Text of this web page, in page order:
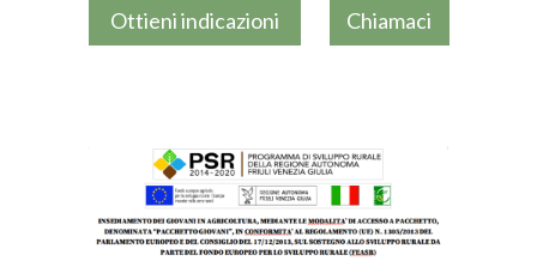
Ottieni indicazioni Chiamaci